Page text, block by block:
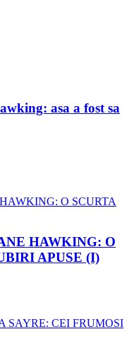
asa a fost sa
HAWKING: O
APUSE (I)